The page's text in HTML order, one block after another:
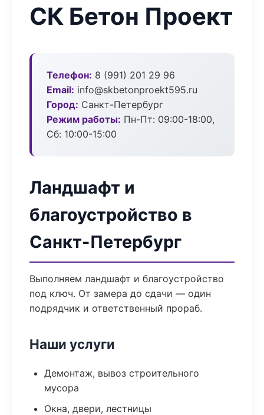
СК Бетон Проект
Телефон: 8 (991) 201 29 96
Email: info@skbetonproekt595.ru
Город: Санкт-Петербург
Режим работы: Пн-Пт: 09:00-18:00,
Сб: 10:00-15:00
Ландшафт и
благоустройство в
Санкт-Петербург
Выполняем ландшафт и благоустройство
под ключ. От замера до сдачи — один
подрядчик и ответственный прораб.
Наши услуги
Демонтаж, вывоз строительного
мусора
Окна, двери, лестницы